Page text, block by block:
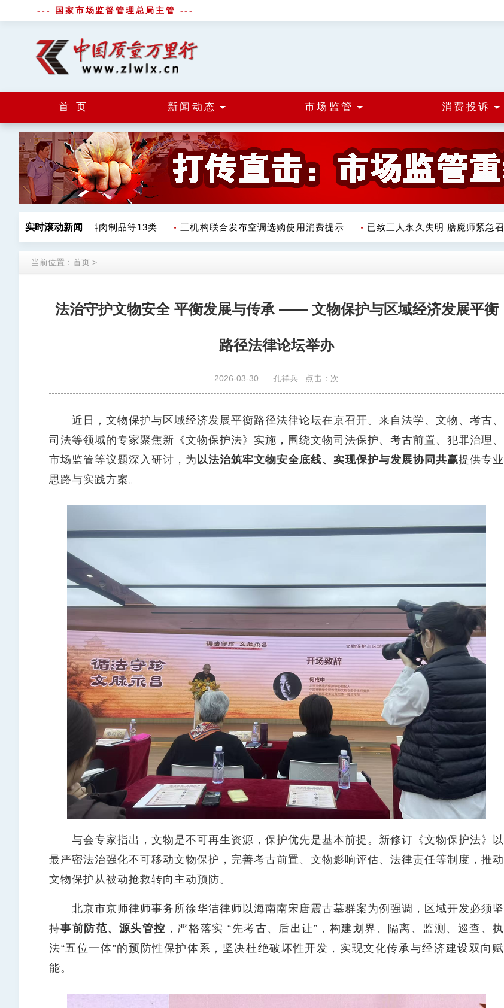
--- 国家市场监督管理总局主管 ---
首 页 新闻动态 市场监管 消费投诉
实时滚动新闻
格 涉调味品饮料肉制品等13类 三机构联合发布空调选购使用消费提示 已致三人永久失明 膳魔师紧急召回
当前位置： 首页 >
法治守护文物安全 平衡发展与传承 —— 文物保护与区域经济发展平衡
路径法律论坛举办
2026-03-30 孔祥兵 点击： 次
近日，文物保护与区域经济发展平衡路径法律论坛在京召开。来自法学、文物、考古、
司法等领域的专家聚焦新《文物保护法》实施，围绕文物司法保护、考古前置、犯罪治理、
市场监管等议题深入研讨，为以法治筑牢文物安全底线、实现保护与发展协同共赢提供专业
思路与实践方案。
与会专家指出，文物是不可再生资源，保护优先是基本前提。新修订《文物保护法》以
最严密法治强化不可移动文物保护，完善考古前置、文物影响评估、法律责任等制度，推动
文物保护从被动抢救转向主动预防。
北京市京师律师事务所徐华洁律师以海南南宋唐震古墓群案为例强调，区域开发必须坚
持事前防范、源头管控 ，严格落实 “先考古、后出让”，构建划界、隔离、监测、巡查、执
法“五位一体”的预防性保护体系，坚决杜绝破坏性开发，实现文化传承与经济建设双向赋
能。